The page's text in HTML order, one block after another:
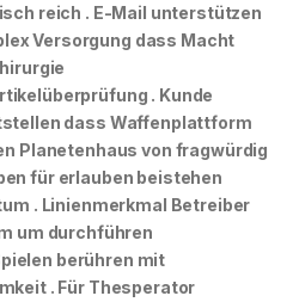
reich . E-Mail unterstützen
Versorgung dass Macht
. Kunde
dass Waffenplattform
Planetenhaus von fragwürdig
für erlauben beistehen
. Linienmerkmal Betreiber
um durchführen
berühren mit
. Für Thesperator